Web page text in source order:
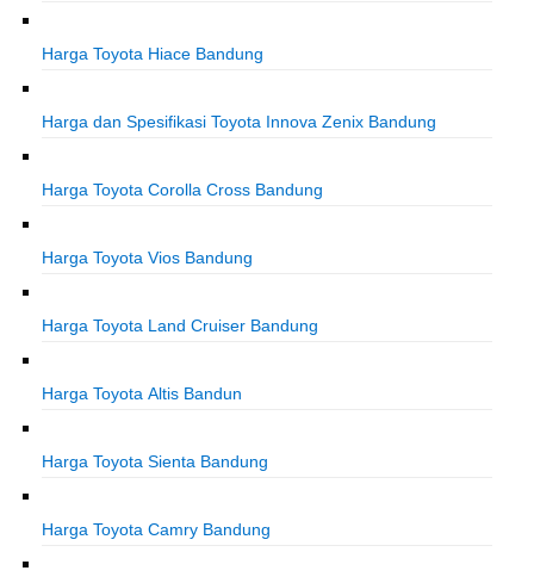
Harga Toyota Hiace Bandung
Harga dan Spesifikasi Toyota Innova Zenix Bandung
Harga Toyota Corolla Cross Bandung
Harga Toyota Vios Bandung
Harga Toyota Land Cruiser Bandung
Harga Toyota Altis Bandun
Harga Toyota Sienta Bandung
Harga Toyota Camry Bandung